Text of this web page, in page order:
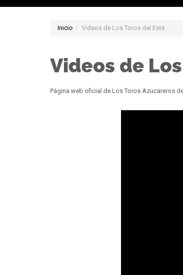
Inicio Videos de Los Toros del Este
Videos de
Página web oficial de Los Toros Azucareros